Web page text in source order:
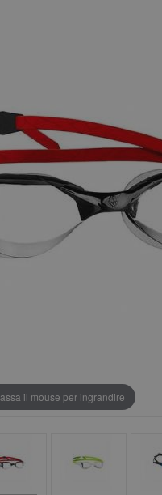
il mouse per ingrandire